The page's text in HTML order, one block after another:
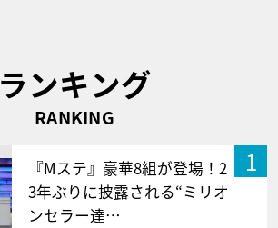
ランキング
RANKING
1
『Mステ』豪華8組が登場！2
3年ぶりに披露される“ミリオ
ンセラー達…